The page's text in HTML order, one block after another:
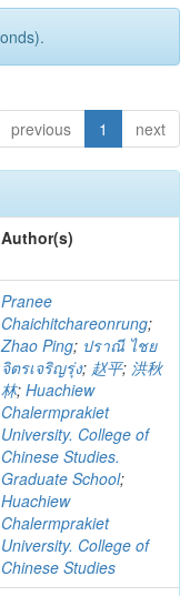
previous 1 next
Author(s)
Pranee
Chaichitchareonrung;
Zhao Ping; ปราณี ไชย
จิตรเจริญรุ่ง; 赵平; 洪秋
林; Huachiew
Chalermprakiet
University. College of
Chinese Studies.
Graduate School;
Huachiew
Chalermprakiet
University. College of
Chinese Studies